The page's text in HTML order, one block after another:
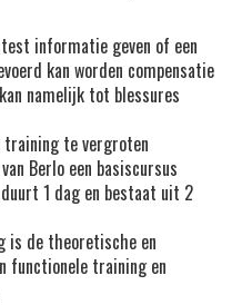
informatie geven of een
kan worden compensatie
namelijk tot blessures
training te vergroten
Berlo een basiscursus
1 dag en bestaat uit 2
is de theoretische en
functionele training en